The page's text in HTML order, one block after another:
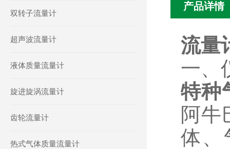
双转子流量计
超声波流量计
液体质量流量计
旋进旋涡流量计
齿轮流量计
热式气体质量流量计
产品详情
流量
一、
特种
阿牛
体、